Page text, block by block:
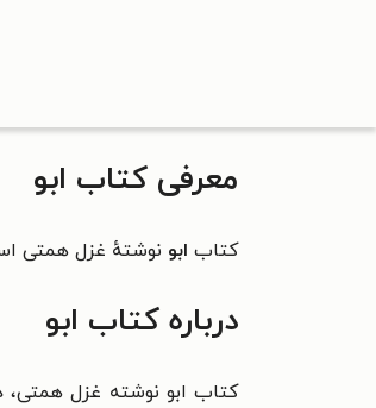
معرفی کتاب ابو
کتاب ابو نوشتهٔ غزل همتی
درباره کتاب ابو
کتاب ابو نوشته غزل